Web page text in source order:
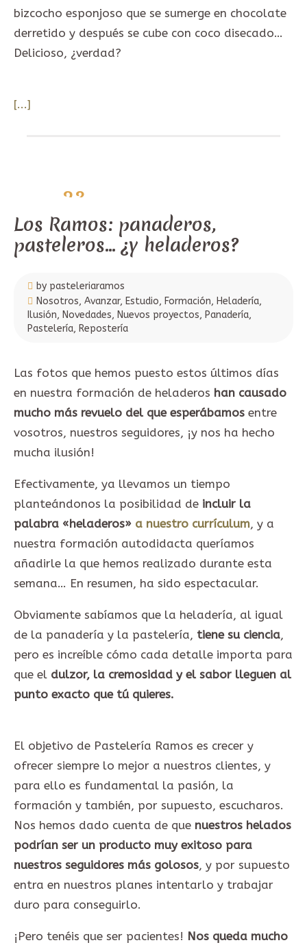
bizcocho esponjoso que se sumerge en chocolate
derretido y después se cube con coco disecado…
Delicioso, ¿verdad?
[...]
23
mayo,
Los Ramos: panaderos,
pasteleros… ¿y heladeros?
by pasteleriaramos
Nosotros, Avanzar, Estudio, Formación, Heladería,
Ilusión, Novedades, Nuevos proyectos, Panadería,
Pastelería, Repostería
Las fotos que hemos puesto estos últimos días
en nuestra formación de heladeros han causado
mucho más revuelo del que esperábamos entre
vosotros, nuestros seguidores, ¡y nos ha hecho
mucha ilusión!
Efectivamente, ya llevamos un tiempo
planteándonos la posibilidad de incluir la
palabra «heladeros» a nuestro currículum, y a
nuestra formación autodidacta queríamos
añadirle la que hemos realizado durante esta
semana… En resumen, ha sido espectacular.
Obviamente sabíamos que la heladería, al igual
de la panadería y la pastelería, tiene su ciencia,
pero es increíble cómo cada detalle importa para
que el dulzor, la cremosidad y el sabor lleguen al
punto exacto que tú quieres.
El objetivo de Pastelería Ramos es crecer y
ofrecer siempre lo mejor a nuestros clientes, y
para ello es fundamental la pasión, la
formación y también, por supuesto, escucharos.
Nos hemos dado cuenta de que nuestros helados
podrían ser un producto muy exitoso para
nuestros seguidores más golosos, y por supuesto
entra en nuestros planes intentarlo y trabajar
duro para conseguirlo.
¡Pero tenéis que ser pacientes! Nos queda mucho